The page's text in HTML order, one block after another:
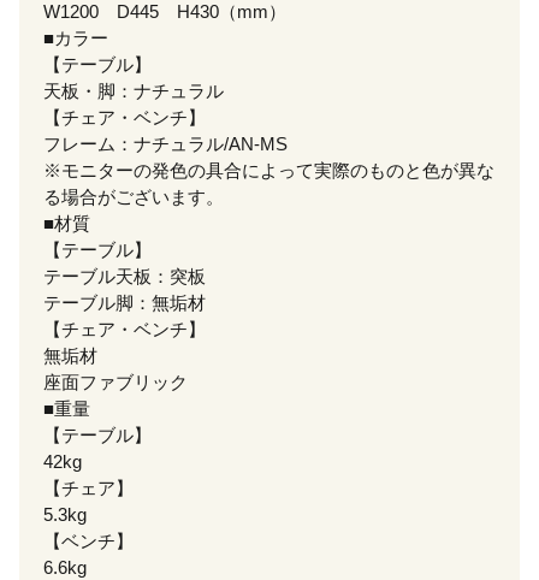
W1200 D445 H430（mm）
■カラー
【テーブル】
天板・脚：ナチュラル
【チェア・ベンチ】
フレーム：ナチュラル/AN-MS
※モニターの発色の具合によって実際のものと色が異な
る場合がございます。
■材質
【テーブル】
テーブル天板：突板
テーブル脚：無垢材
【チェア・ベンチ】
無垢材
座面ファブリック
■重量
【テーブル】
42kg
【チェア】
5.3kg
【ベンチ】
6.6kg